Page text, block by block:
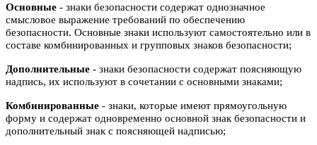
Основные - знаки безопасности содержат однозначное
смысловое выражение требований по обеспечению
безопасности. Основные знаки используют самостоятельно или в
составе комбинированных и групповых знаков безопасности;
Дополнительные - знаки безопасности содержат поясняющую
надпись, их используют в сочетании с основными знаками;
Комбинированные - знаки, которые имеют прямоугольную
форму и содержат одновременно основной знак безопасности и
дополнительный знак с поясняющей надписью;